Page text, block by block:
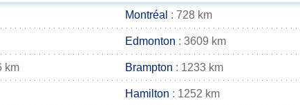
Montréal : 728 km
Edmonton : 3609 km
km Brampton : 1233 km
Hamilton : 1252 km